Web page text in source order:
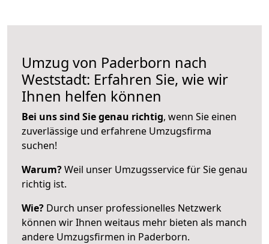
Umzug von Paderborn nach
Weststadt: Erfahren Sie, wie wir
Ihnen helfen können
Bei uns sind Sie genau richtig, wenn Sie einen
zuverlässige und erfahrene Umzugsfirma
suchen!
Warum?Weil unser Umzugsservice für Sie genau
richtig ist.
Wie? Durch unser professionelles Netzwerk
können wir Ihnen weitaus mehr bieten als manch
andere Umzugsfirmen in Paderborn.